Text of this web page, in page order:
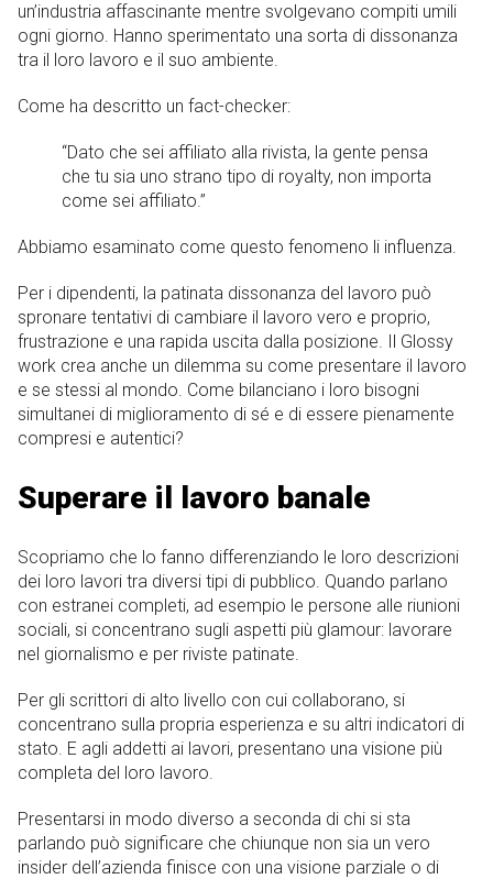
un’industria affascinante mentre svolgevano compiti umili
ogni giorno. Hanno sperimentato una sorta di dissonanza
tra il loro lavoro e il suo ambiente.
Come ha descritto un fact-checker:
“Dato che sei affiliato alla rivista, la gente pensa
che tu sia uno strano tipo di royalty, non importa
come sei affiliato.”
Abbiamo esaminato come questo fenomeno li influenza.
Per i dipendenti, la patinata dissonanza del lavoro può
spronare tentativi di cambiare il lavoro vero e proprio,
frustrazione e una rapida uscita dalla posizione. Il Glossy
work crea anche un dilemma su come presentare il lavoro
e se stessi al mondo. Come bilanciano i loro bisogni
simultanei di miglioramento di sé e di essere pienamente
compresi e autentici?
Superare il lavoro banale
Scopriamo che lo fanno differenziando le loro descrizioni
dei loro lavori tra diversi tipi di pubblico. Quando parlano
con estranei completi, ad esempio le persone alle riunioni
sociali, si concentrano sugli aspetti più glamour: lavorare
nel giornalismo e per riviste patinate.
Per gli scrittori di alto livello con cui collaborano, si
concentrano sulla propria esperienza e su altri indicatori di
stato. E agli addetti ai lavori, presentano una visione più
completa del loro lavoro.
Presentarsi in modo diverso a seconda di chi si sta
parlando può significare che chiunque non sia un vero
insider dell’azienda finisce con una visione parziale o di